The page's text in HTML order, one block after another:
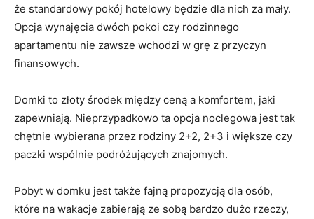
że standardowy pokój hotelowy będzie dla nich za mały.
Opcja wynajęcia dwóch pokoi czy rodzinnego
apartamentu nie zawsze wchodzi w grę z przyczyn
finansowych.
Domki to złoty środek między ceną a komfortem, jaki
zapewniają. Nieprzypadkowo ta opcja noclegowa jest tak
chętnie wybierana przez rodziny 2+2, 2+3 i większe czy
paczki wspólnie podróżujących znajomych.
Pobyt w domku jest także fajną propozycją dla osób,
które na wakacje zabierają ze sobą bardzo dużo rzeczy,